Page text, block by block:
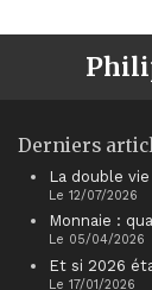
Derniers
La double
Le 12/07/2026
Monnaie :
Le 05/04/2026
Et si 2026
Le 17/01/2026